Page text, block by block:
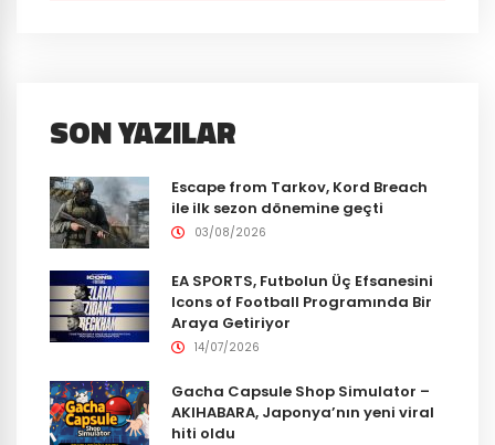
SON YAZILAR
Escape from Tarkov, Kord Breach
ile ilk sezon dönemine geçti
03/08/2026
EA SPORTS, Futbolun Üç Efsanesini
Icons of Football Programında Bir
Araya Getiriyor
14/07/2026
Gacha Capsule Shop Simulator –
AKIHABARA, Japonya’nın yeni viral
hiti oldu